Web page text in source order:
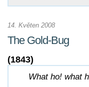
14. Květen 2008
The Gold-Bug
(1843)
What ho! what